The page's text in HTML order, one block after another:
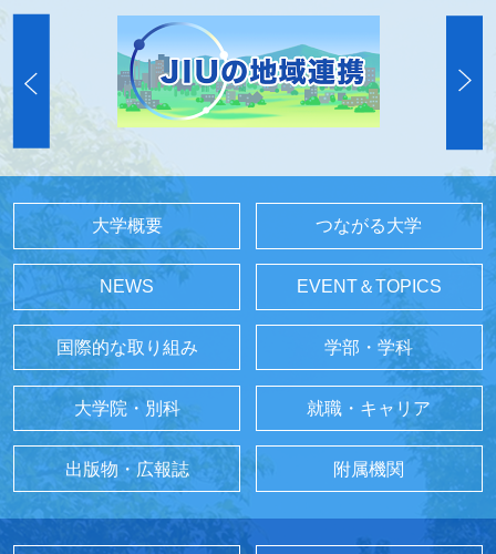
大学概要 つながる大学
NEWS EVENT＆TOPICS
国際的な取り組み 学部・学科
大学院・別科 就職・キャリア
出版物・広報誌 附属機関